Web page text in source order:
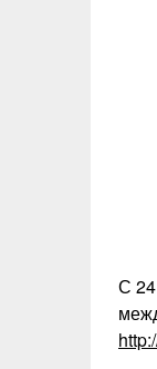
С 24